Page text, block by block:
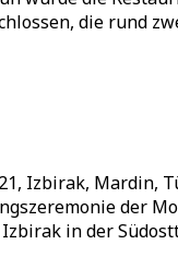
die rund
Izbirak, Mardin,
der
in der